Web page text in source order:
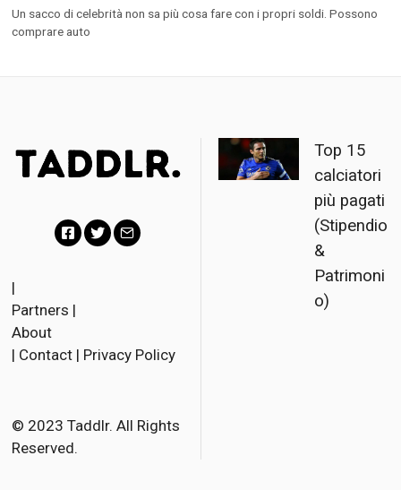
Un sacco di celebrità non sa più cosa fare con i propri soldi. Possono
comprare auto
c
o
k
r
l
|
Partners |
About
| Contact | Privacy Policy
© 2023 Taddlr. All Rights
Reserved.
Top 15
calciatori
più pagati
(Stipendio
&
Patrimoni
o)